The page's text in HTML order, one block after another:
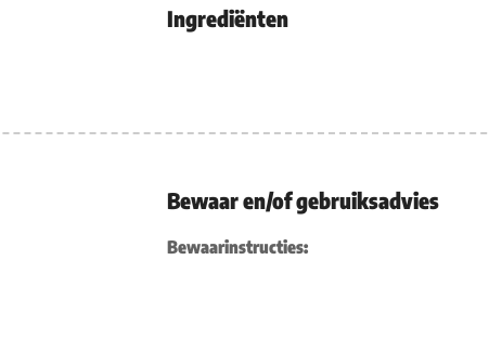
Ingrediënten
Bewaar en/of gebruiksadvies
Bewaarinstructies: